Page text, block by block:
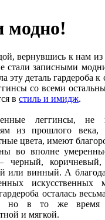
модно!
вернувшись к нам из
стали записными
эту деталь гардероба
со всеми
в стиль и имидж.
леггинсы,
из прошлого
цвета, имеют
во вполне
черный,
или винный. А
искусственных
осталась
но в то же время
и мягкой.